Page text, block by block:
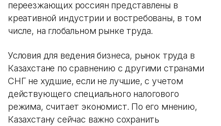
переезжающих россиян представлены в
креативной индустрии и востребованы, в том
числе, на глобальном рынке труда.
Условия для ведения бизнеса, рынок труда в
Казахстане по сравнению с другими странами
СНГ не худшие, если не лучшие, с учетом
действующего специального налогового
режима, считает экономист. По его мнению,
Казахстану сейчас важно сохранить